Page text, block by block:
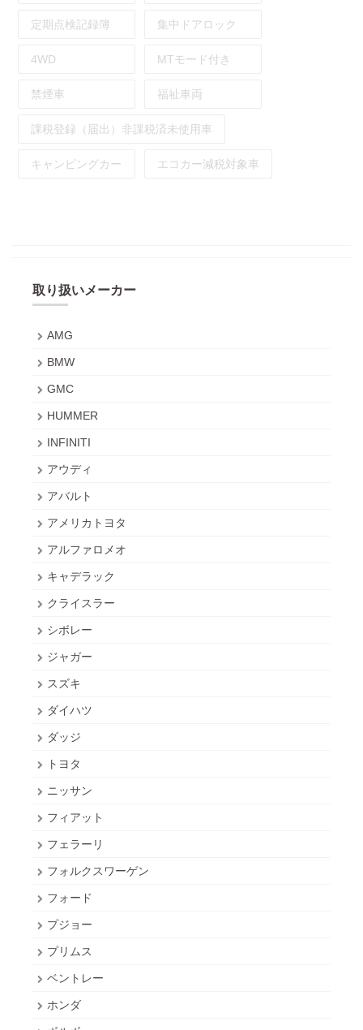
定期点検記録簿 集中ドアロック
4WD MTモード付き
禁煙車 福祉車両
課税登録（届出）非課税済未使用車
キャンピングカー エコカー減税対象車
取り扱いメーカー
AMG
BMW
GMC
HUMMER
INFINITI
アウディ
アバルト
アメリカトヨタ
アルファロメオ
キャデラック
クライスラー
シボレー
ジャガー
スズキ
ダイハツ
ダッジ
トヨタ
ニッサン
フィアット
フェラーリ
フォルクスワーゲン
フォード
プジョー
プリムス
ベントレー
ホンダ